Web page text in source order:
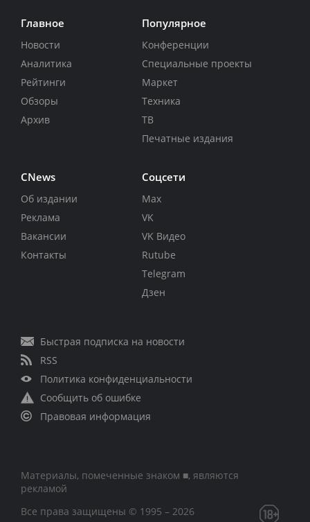
Главное
Новости
Аналитика
Рейтинги
Обзоры
Архив
Популярное
Конференции
Специальные проекты
Маркет
Техника
ТВ
Печатные издания
CNews
Об издании
Реклама
Вакансии
Контакты
Соцсети
Max
VK
VK Видео
Rutube
Telegram
Дзен
Быстрая подписка на новости
RSS
Политика конфиденциальности
Сообщить об ошибке
Правовая информация
Материалы, помеченные знаком ■, являются
рекламой
Все права защищены © 1995 – 2026